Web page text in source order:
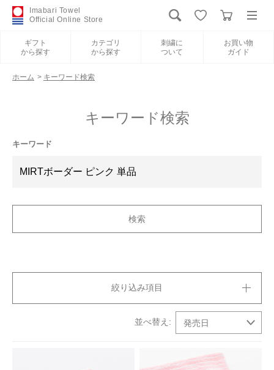
Imabari Towel
Official Online Store
ギフト
から探す
カテゴリ
から探す
刺繍に
ついて
お買い物
ガイド
新規会員登録
カテゴリから探す
刺繍について
今治タオルについて
ホーム > キーワード検索
キーワード検索
絞り込み項目
キーワード